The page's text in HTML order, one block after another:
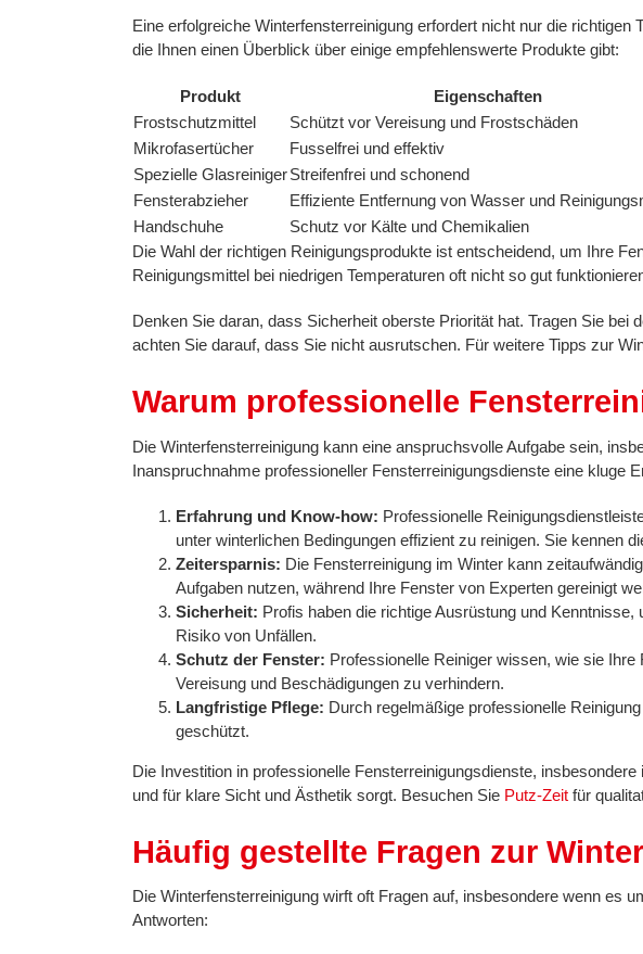
Eine erfolgreiche Winterfensterreinigung erfordert nicht nur die
die Ihnen einen Überblick über einige empfehlenswerte Produkte gibt:
Produkt Eigenschaften
Frostschutzmittel
Schützt vor Vereisung und Frostschäden
Mikrofasertücher
Fusselfrei und effektiv
Spezielle GlasreinigerStreifenfrei und schonend
Fensterabzieher
Effiziente Entfernung von Wasser und
Handschuhe
Schutz vor Kälte und Chemikalien
Die Wahl der richtigen Reinigungsprodukte ist entscheidend, um Ihre
Reinigungsmittel bei niedrigen Temperaturen oft nicht so gut
Denken Sie daran, dass Sicherheit oberste Priorität hat. Tragen Sie
achten Sie darauf, dass Sie nicht ausrutschen. Für weitere Tipps zur
Warum professionelle
Die Winterfensterreinigung kann eine anspruchsvolle Aufgabe sein,
Inanspruchnahme professioneller Fensterreinigungsdienste eine kluge
Erfahrung und Know-how: Professionelle
unter winterlichen Bedingungen effizient zu reinigen. Sie kennen
Zeitersparnis: Die Fensterreinigung im Winter kann
Aufgaben nutzen, während Ihre Fenster von Experten gereinigt
Sicherheit: Profis haben die richtige Ausrüstung und
Risiko von Unfällen.
Schutz der Fenster: Professionelle Reiniger wissen, wie sie
Vereisung und Beschädigungen zu verhindern.
Langfristige Pflege: Durch regelmäßige professionelle
geschützt.
Die Investition in professionelle Fensterreinigungsdienste,
und für klare Sicht und Ästhetik sorgt. Besuchen Sie Putz-Zeit für
Häufig gestellte Fragen zur
Die Winterfensterreinigung wirft oft Fragen auf, insbesondere wenn es
Antworten: